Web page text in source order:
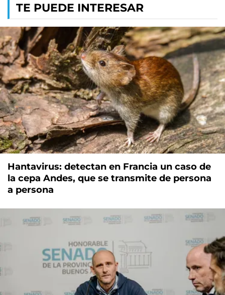
TE PUEDE INTERESAR
Hantavirus: detectan en Francia un caso de
la cepa Andes, que se transmite de persona
a persona